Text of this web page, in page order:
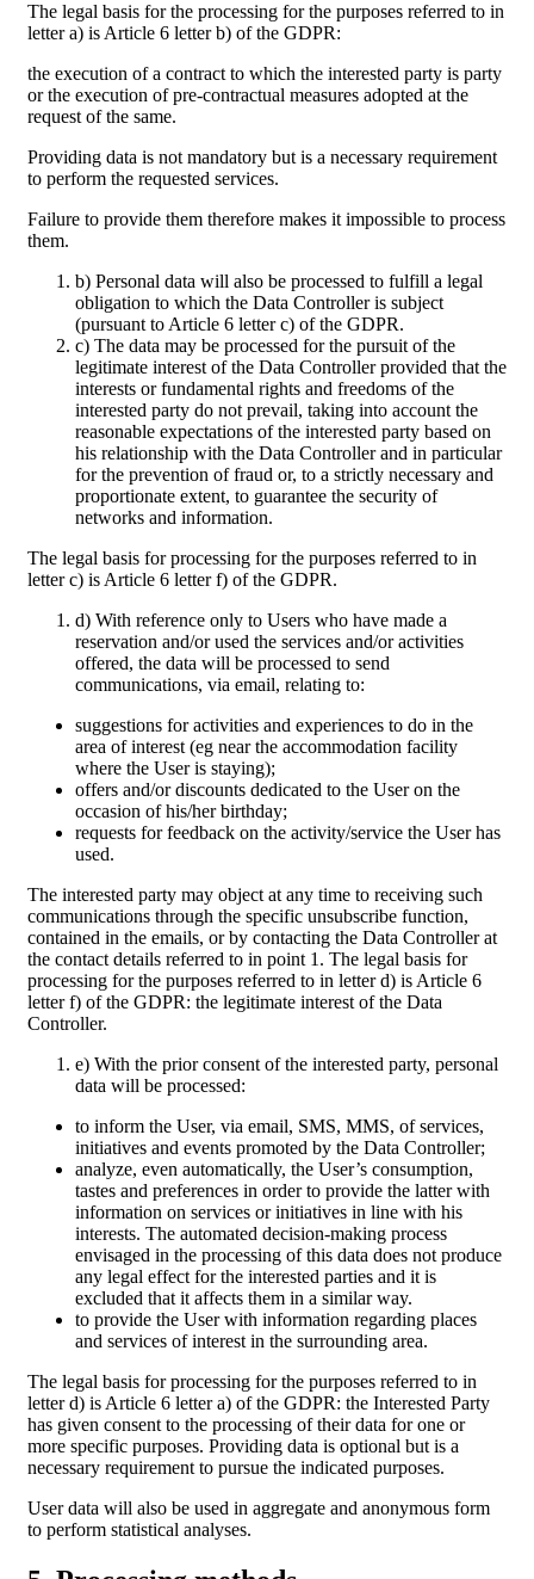
The legal basis for the processing for the purposes referred to in
letter a) is Article 6 letter b) of the GDPR:
the execution of a contract to which the interested party is party
or the execution of pre-contractual measures adopted at the
request of the same.
Providing data is not mandatory but is a necessary requirement
to perform the requested services.
Failure to provide them therefore makes it impossible to process
them.
b) Personal data will also be processed to fulfill a legal
obligation to which the Data Controller is subject
(pursuant to Article 6 letter c) of the GDPR.
c) The data may be processed for the pursuit of the
legitimate interest of the Data Controller provided that the
interests or fundamental rights and freedoms of the
interested party do not prevail, taking into account the
reasonable expectations of the interested party based on
his relationship with the Data Controller and in particular
for the prevention of fraud or, to a strictly necessary and
proportionate extent, to guarantee the security of
networks and information.
The legal basis for processing for the purposes referred to in
letter c) is Article 6 letter f) of the GDPR.
d) With reference only to Users who have made a
reservation and/or used the services and/or activities
offered, the data will be processed to send
communications, via email, relating to:
suggestions for activities and experiences to do in the
area of interest (eg near the accommodation facility
where the User is staying);
offers and/or discounts dedicated to the User on the
occasion of his/her birthday;
requests for feedback on the activity/service the User has
used.
The interested party may object at any time to receiving such
communications through the specific unsubscribe function,
contained in the emails, or by contacting the Data Controller at
the contact details referred to in point 1. The legal basis for
processing for the purposes referred to in letter d) is Article 6
letter f) of the GDPR: the legitimate interest of the Data
Controller.
e) With the prior consent of the interested party, personal
data will be processed:
to inform the User, via email, SMS, MMS, of services,
initiatives and events promoted by the Data Controller;
analyze, even automatically, the User’s consumption,
tastes and preferences in order to provide the latter with
information on services or initiatives in line with his
interests. The automated decision-making process
envisaged in the processing of this data does not produce
any legal effect for the interested parties and it is
excluded that it affects them in a similar way.
to provide the User with information regarding places
and services of interest in the surrounding area.
The legal basis for processing for the purposes referred to in
letter d) is Article 6 letter a) of the GDPR: the Interested Party
has given consent to the processing of their data for one or
more specific purposes. Providing data is optional but is a
necessary requirement to pursue the indicated purposes.
User data will also be used in aggregate and anonymous form
to perform statistical analyses.